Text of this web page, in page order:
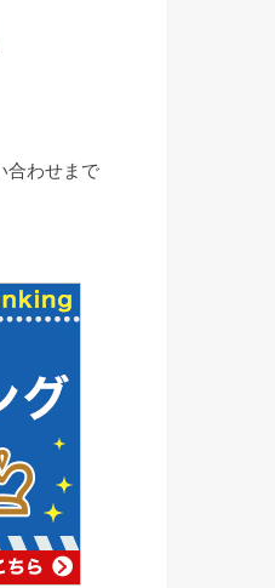
合わせまで